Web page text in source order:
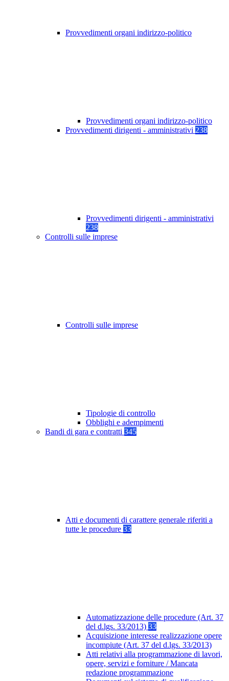
Provvedimenti organi indirizzo-politico
Provvedimenti organi indirizzo-politico
Provvedimenti dirigenti - amministrativi 238
Provvedimenti dirigenti - amministrativi
238
Controlli sulle imprese
Controlli sulle imprese
Tipologie di controllo
Obblighi e adempimenti
Bandi di gara e contratti 345
Atti e documenti di carattere generale riferiti a
tutte le procedure 33
Automatizzazione delle procedure (Art. 37
del d.lgs. 33/2013) 33
Acquisizione interesse realizzazione opere
incompiute (Art. 37 del d.lgs. 33/2013)
Atti relativi alla programmazione di lavori,
opere, servizi e forniture / Mancata
redazione programmazione